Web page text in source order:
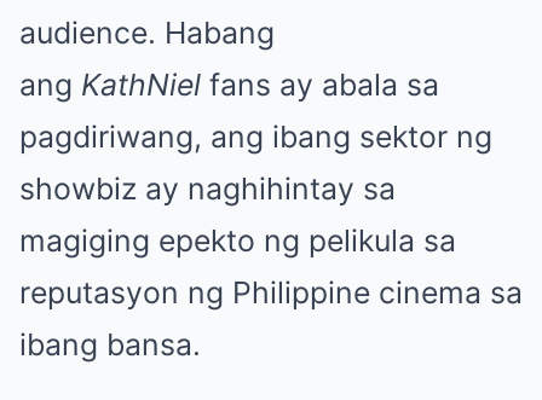
audience. Habang
ang KathNiel fans ay abala sa
pagdiriwang, ang ibang sektor ng
showbiz ay naghihintay sa
magiging epekto ng pelikula sa
reputasyon ng Philippine cinema sa
ibang bansa.